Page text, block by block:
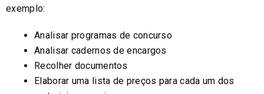
exemplo:
Analisar programas de concurso
Analisar cadernos de encargos
Recolher documentos
Elaborar uma lista de preços para cada um dos